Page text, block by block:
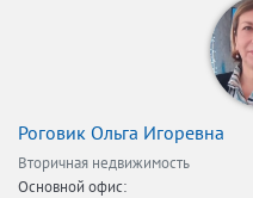
Роговик Ольга Игоревна
Вторичная недвижимость
Основной офис: